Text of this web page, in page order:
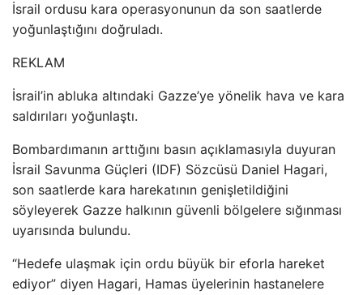
İsrail ordusu kara operasyonunun da son saatlerde
yoğunlaştığını doğruladı.
REKLAM
İsrail’in abluka altındaki Gazze’ye yönelik hava ve kara
saldırıları yoğunlaştı.
Bombardımanın arttığını basın açıklamasıyla duyuran
İsrail Savunma Güçleri (IDF) Sözcüsü Daniel Hagari,
son saatlerde kara harekatının genişletildiğini
söyleyerek Gazze halkının güvenli bölgelere sığınması
uyarısında bulundu.
“Hedefe ulaşmak için ordu büyük bir eforla hareket
ediyor” diyen Hagari, Hamas üyelerinin hastanelere